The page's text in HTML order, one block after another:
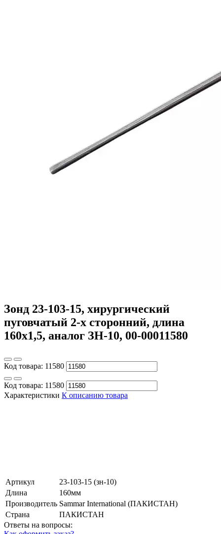
Зонд 23-103-15, хирургический
пуговчатый 2-х сторонний, длина
160х1,5, аналог ЗН-10, 00-00011580
Код товара: 11580
Код товара: 11580
Характеристики К описанию товара
Артикул
23-103-15 (зн-10)
Длина
160мм
Производитель Sammar International (ПАКИСТАН)
Страна
ПАКИСТАН
Ответы на вопросы: